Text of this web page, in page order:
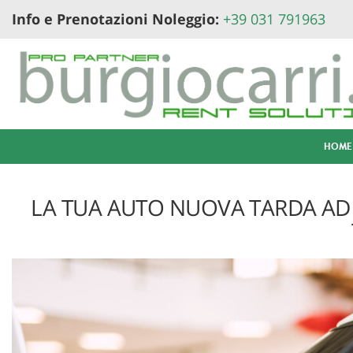
Info e Prenotazioni Noleggio: +39 031 791963
LA TUA AUTO NUOVA TARDA
Le
preferenze
di
consenso
ti
esprimere
preferenze
alle
tecnologie
di